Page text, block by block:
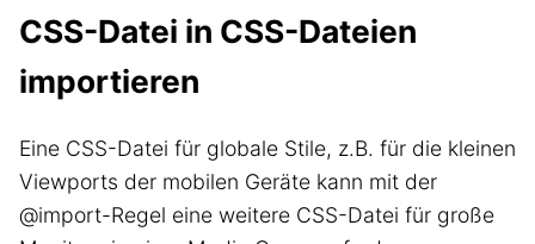
CSS-Datei in CSS-Dateien
importieren
Eine CSS-Datei für globale Stile, z.B. für die kleinen
Viewports der mobilen Geräte kann mit der
@import-Regel eine weitere CSS-Datei für große